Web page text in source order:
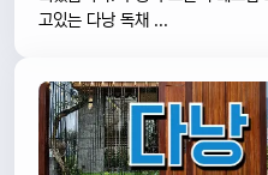
고있는 다낭 독채 ...